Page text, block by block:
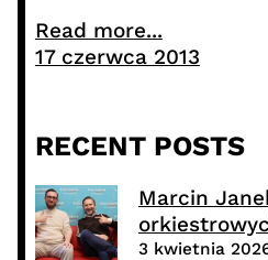
Read more...
17 czerwca 2013
RECENT POSTS
Marcin
3 kwietnia